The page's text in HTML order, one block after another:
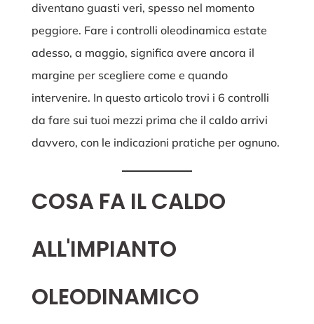
diventano guasti veri, spesso nel momento
peggiore. Fare i controlli oleodinamica estate
adesso, a maggio, significa avere ancora il
margine per scegliere come e quando
intervenire. In questo articolo trovi i 6 controlli
da fare sui tuoi mezzi prima che il caldo arrivi
davvero, con le indicazioni pratiche per ognuno.
COSA FA IL CALDO
ALL'IMPIANTO
OLEODINAMICO